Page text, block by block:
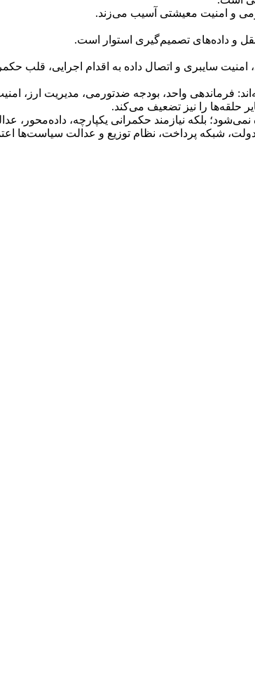
و امنیت معیشتی آسیب می‌زند.
و داده‌های تصمیم‌گیری استوار است.
امنیت سایبری و اتصال داده به اقدام اجرایی، قلب
فرماندهی واحد، بودجه ضدتورمی، مدیریت ارز،
حلقه‌ها را نیز تضعیف می‌کند.
نمی‌شود؛ بلکه نیازمند حکمرانی یکپارچه،
شبکه پرداخت، نظام توزیع و عدالت سیاست‌ها